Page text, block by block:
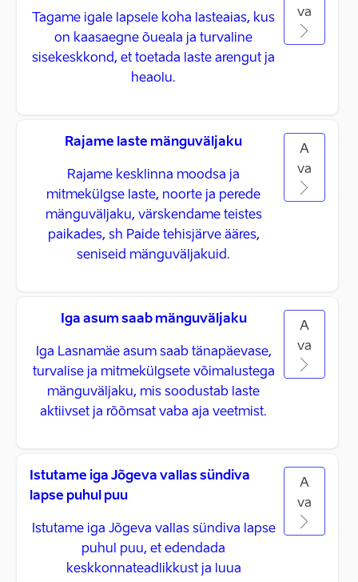
Tagame igale lapsele koha lasteaias, kus
on kaasaegne õueala ja turvaline
sisekeskkond, et toetada laste arengut ja
heaolu.
va
Rajame laste mänguväljaku
Rajame kesklinna moodsa ja
mitmekülgse laste, noorte ja perede
mänguväljaku, värskendame teistes
paikades, sh Paide tehisjärve ääres,
seniseid mänguväljakuid.
A
va
Iga asum saab mänguväljaku
Iga Lasnamäe asum saab tänapäevase,
turvalise ja mitmekülgsete võimalustega
mänguväljaku, mis soodustab laste
aktiivset ja rõõmsat vaba aja veetmist.
A
va
Istutame iga Jõgeva vallas sündiva
lapse puhul puu
Istutame iga Jõgeva vallas sündiva lapse
puhul puu, et edendada
keskkonnateadlikkust ja luua
A
va